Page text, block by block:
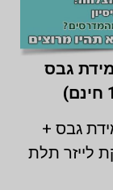
מידת גבס
גבס +
לייזר תלת